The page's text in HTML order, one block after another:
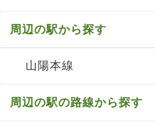
周辺の駅から探す
山陽本線
周辺の駅の路線から探す